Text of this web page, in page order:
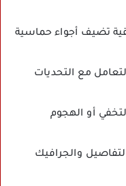
تضيف أجواء حماسية
مع التحديات
أو الهجوم
والجرافيك